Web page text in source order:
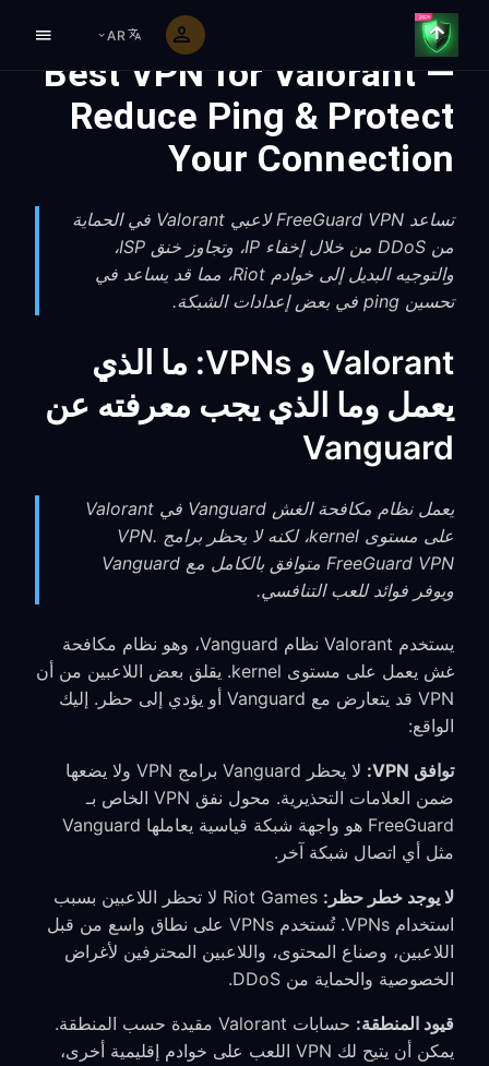
AR
Best VPN for Valorant —
Reduce Ping & Protect
Your Connection
تساعد FreeGuard VPN لاعبي Valorant في الحماية
من DDoS من خلال إخفاء IP، وتجاوز خنق ISP،
والتوجيه البديل إلى خوادم Riot، مما قد يساعد في
تحسين ping في بعض إعدادات الشبكة.
Valorant و VPNs: ما الذي
يعمل وما الذي يجب معرفته عن
Vanguard
يعمل نظام مكافحة الغش Vanguard في Valorant
على مستوى kernel، لكنه لا يحظر برامج VPN.
FreeGuard VPN متوافق بالكامل مع Vanguard
ويوفر فوائد للعب التنافسي.
يستخدم Valorant نظام Vanguard، وهو نظام مكافحة
غش يعمل على مستوى kernel. يقلق بعض اللاعبين من أن
VPN قد يتعارض مع Vanguard أو يؤدي إلى حظر. إليك
الواقع:
توافق VPN:
لا يحظر Vanguard برامج VPN ولا يضعها
ضمن العلامات التحذيرية. محول نفق VPN الخاص بـ
FreeGuard هو واجهة شبكة قياسية يعاملها Vanguard
مثل أي اتصال شبكة آخر.
لا يوجد خطر حظر:
Riot Games لا تحظر اللاعبين بسبب
استخدام VPNs. تُستخدم VPNs على نطاق واسع من قبل
اللاعبين، وصناع المحتوى، واللاعبين المحترفين لأغراض
الخصوصية والحماية من DDoS.
قيود المنطقة:
حسابات Valorant مقيدة حسب المنطقة.
يمكن أن يتيح لك VPN اللعب على خوادم إقليمية أخرى،